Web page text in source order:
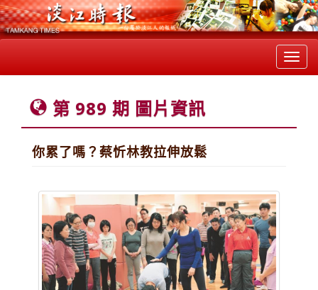
第 989 期 圖片資訊
你累了嗎？蔡忻林教拉伸放鬆